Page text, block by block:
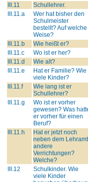
III.11
Schullehrer.
III.11.a
Wer hat bisher den
Schulmeister
bestellt? Auf welche
Weise?
III.11.b
Wie heißt er?
III.11.c
Wo ist er her?
III.11.d
Wie alt?
III.11.e
Hat er Familie? Wie
viele Kinder?
III.11.f
Wie lang ist er
Schullehrer?
III.11.g
Wo ist er vorher
gewesen? Was
er vorher für einen
Beruf?
III.11.h
Hat er jetzt noch
neben dem
andere
Verrichtungen?
Welche?
III.12
Schulkinder. Wie
viele Kinder